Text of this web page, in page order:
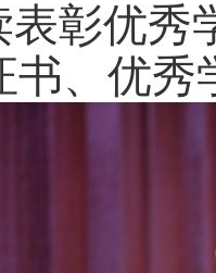
彰优秀
书、优秀